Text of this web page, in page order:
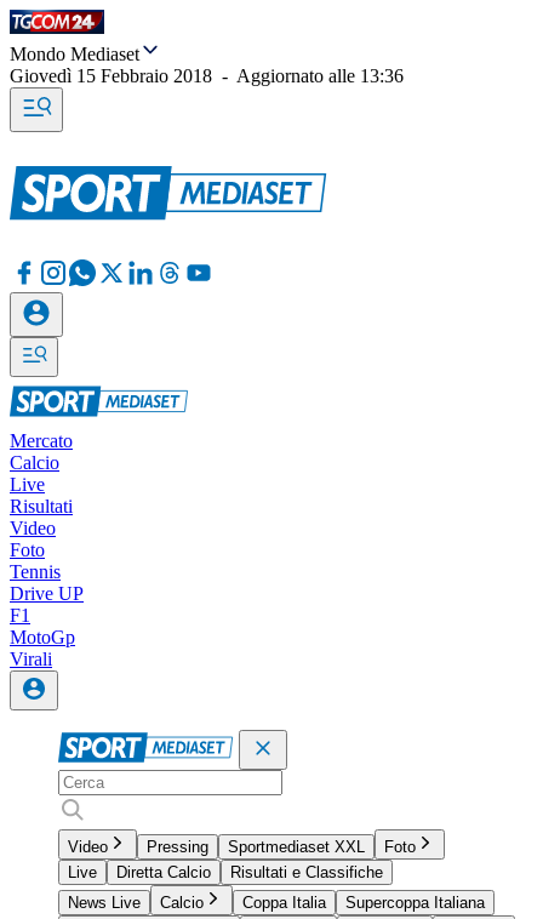
Mondo Mediaset
Giovedì 15 Febbraio 2018 - Aggiornato alle 13:36
Mercato
Calcio
Live
Risultati
Video
Foto
Tennis
Drive UP
F1
MotoGp
Virali
Video Pressing Sportmediaset XXL
Foto
Live
Diretta Calcio
Risultati e Classifiche
News Live
Calcio Coppa Italia
Supercoppa Italiana